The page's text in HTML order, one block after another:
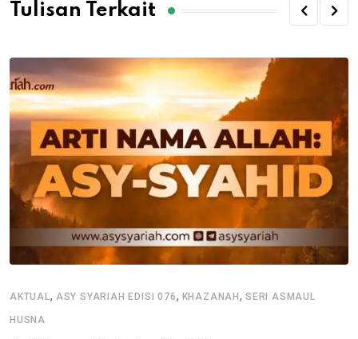
Tulisan Terkait
AKTUAL, ASY SYARIAH EDISI 076, KHAZANAH,SERI ASMAUL
HUSNA